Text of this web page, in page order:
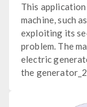
This
machine, such
exploiting its
problem. The
electric
the